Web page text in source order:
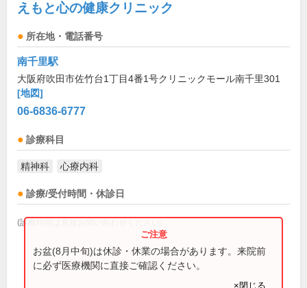
えもと心の健康クリニック
所在地・電話番号
南千里駅
大阪府吹田市佐竹台1丁目4番1号クリニックモール南千里301
[地図]
06-6836-6777
診療科目
精神科 心療内科
診療/受付時間・休診日
(診療時間は直接お問い合わせください)
お盆(8月中旬)は休診・休業の場合があります。来院前
に必ず医療機関に直接ご確認ください。
×閉じる